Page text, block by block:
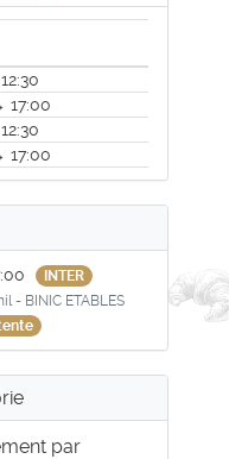
17:00
17:00
INTER
- BINIC ETABLES
par